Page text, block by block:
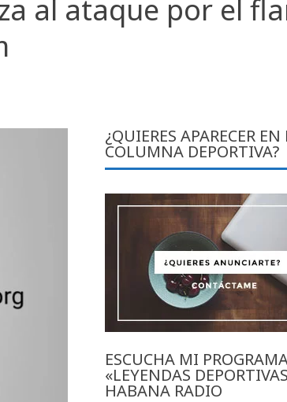
al ataque por el
¿QUIERES APARECER
COLUMNA DEPORTIVA?
ESCUCHA MI
«LEYENDAS
HABANA RADIO